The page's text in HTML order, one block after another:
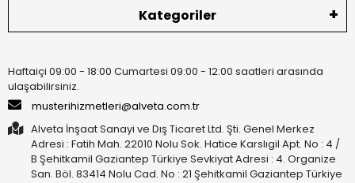
Kategoriler
Haftaiçi 09:00 - 18:00 Cumartesi 09:00 - 12:00 saatleri arasında
ulaşabilirsiniz.
musterihizmetleri@alveta.com.tr
Alveta İnşaat Sanayi ve Dış Ticaret Ltd. Şti. Genel Merkez
Adresi : Fatih Mah. 22010 Nolu Sok. Hatice Karslıgil Apt. No : 4 /
B Şehitkamil Gaziantep Türkiye Sevkiyat Adresi : 4. Organize
San. Böl. 83414 Nolu Cad. No : 21 Şehitkamil Gaziantep Türkiye